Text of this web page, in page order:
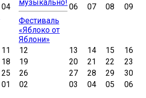
04
музыкально!
Фестиваль
«Яблоко от
Яблони»
06 07 08 09
11 12 13 14 15
16
18 19 20 21 22
23
25 26 27 28 29
30
01 02 03 04 05
06